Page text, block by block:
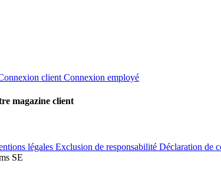
client Connexion employé
magazine client
légales Exclusion de responsabilité Déclaration de
SE